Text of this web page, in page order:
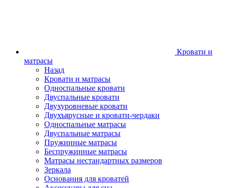
Кровати и
матрасы
Назад
Кровати и матрасы
Односпальные кровати
Двуспальные кровати
Двухуровневые кровати
Двухъярусные и кровати-чердаки
Односпальные матрасы
Двуспальные матрасы
Пружинные матрасы
Беспружинные матрасы
Матрасы нестандартных размеров
Зеркала
Основания для кроватей